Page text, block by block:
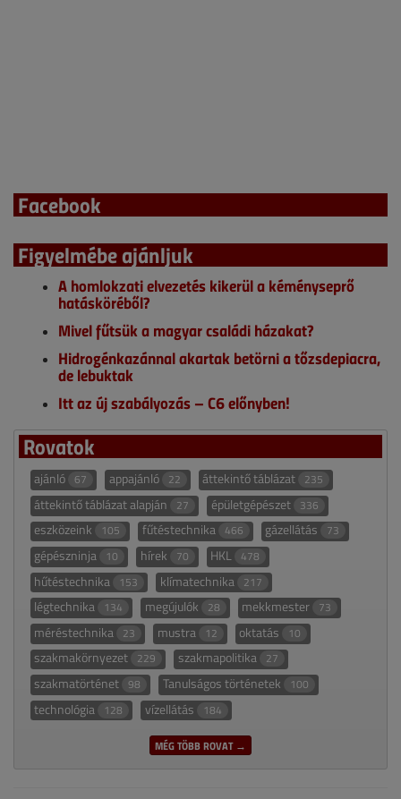
Facebook
Figyelmébe ajánljuk
A homlokzati elvezetés kikerül a kéményseprő
hatásköréből?
Mivel fűtsük a magyar családi házakat?
Hidrogénkazánnal akartak betörni a tőzsdepiacra,
de lebuktak
Itt az új szabályozás – C6 előnyben!
Rovatok
ajánló 67 appajánló 22 áttekintő táblázat 235
áttekintő táblázat alapján 27 épületgépészet 336
eszközeink 105 fűtéstechnika 466 gázellátás 73
gépészninja 10 hírek 70 HKL 478
hűtéstechnika 153 klímatechnika 217
légtechnika 134 megújulók 28 mekkmester 73
méréstechnika 23 mustra 12 oktatás 10
szakmakörnyezet 229 szakmapolitika 27
szakmatörténet 98 Tanulságos történetek 100
technológia 128 vízellátás 184
MÉG TÖBB ROVAT →